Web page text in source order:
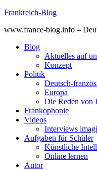
Skip
content
Frankreich-Blog
www.france-blog.info –
Blog
Aktuelles auf
Konzept
Politik
Deutsch-
Europa
Die Reden von
Frankophonie
Videos
Interviews
Aufgaben für Schüler
Künstliche
Online lernen
Autor